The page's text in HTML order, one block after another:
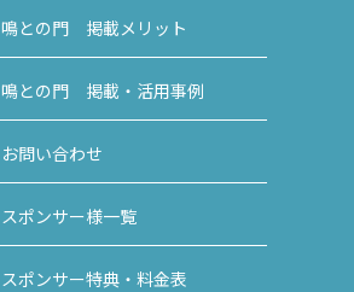
鳴との門 掲載メリット
鳴との門 掲載・活用事例
お問い合わせ
スポンサー様一覧
スポンサー特典・料金表